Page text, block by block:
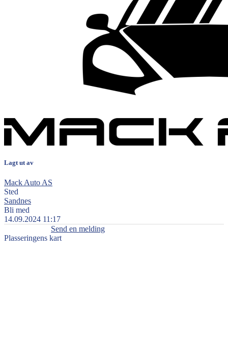
Lagt ut av
Mack Auto AS
Sted
Sandnes
Bli med
14.09.2024 11:17
Send en melding
Plasseringens kart